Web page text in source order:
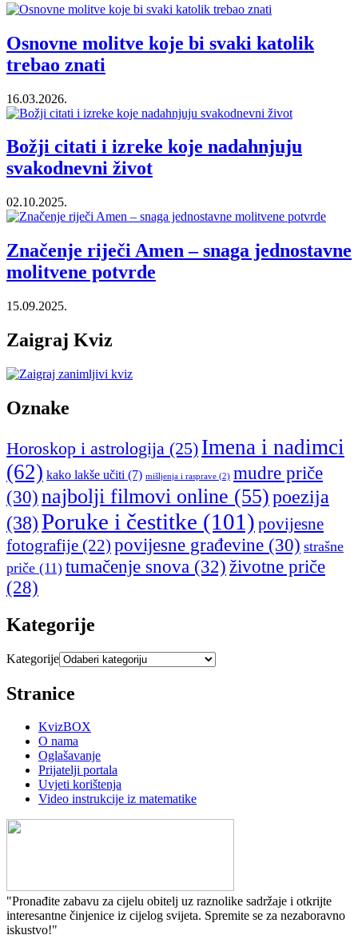
Osnovne molitve koje bi svaki katolik
trebao znati
16.03.2026.
Božji citati i izreke koje nadahnjuju
svakodnevni život
02.10.2025.
Značenje riječi Amen – snaga jednostavne
molitvene potvrde
15.09.2025.
Zaigraj Kviz
Oznake
Horoskop i astrologija (25) Imena i nadimci
(62) kako lakše učiti (7) mišljenja i rasprave (2) mudre priče
(30) najbolji filmovi online (55)poezija
(38)Poruke i čestitke (101) povijesne
fotografije (22) povijesne građevine (30) strašne
priče (11) tumačenje snova (32) životne priče
(28)
Kategorije
Kategorije
Stranice
KvizBOX
O nama
Oglašavanje
Prijatelji portala
Uvjeti korištenja
Video instrukcije iz matematike
"Pronađite zabavu za cijelu obitelj uz raznolike sadržaje i otkrijte
interesantne činjenice iz cijelog svijeta. Spremite se za nezaboravno
iskustvo!"